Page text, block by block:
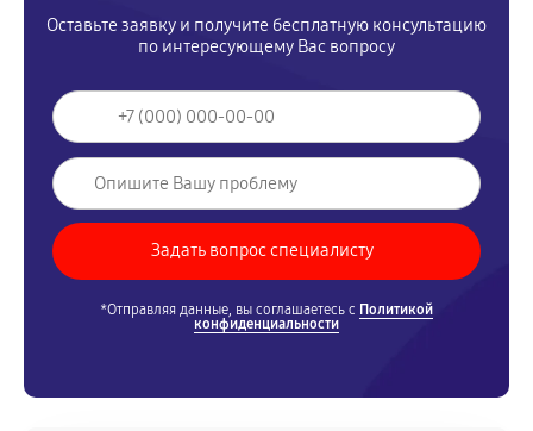
Оставьте заявку и получите бесплатную консультацию
по интересующему Вас вопросу
*Отправляя данные, вы соглашаетесь с Политикой
конфиденциальности